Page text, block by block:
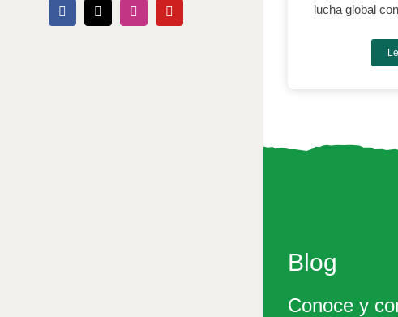
Facebook
X InstagramYouTube
lucha global
Blog
Conoce y